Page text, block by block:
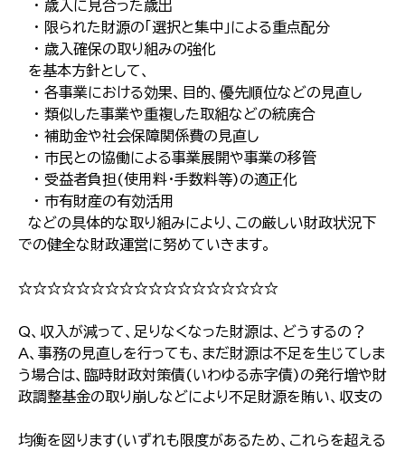
・ 歳入に見合った歳出
・ 限られた財源の「選択と集中」による重点配分
・ 歳入確保の取り組みの強化
を基本方針として、
・ 各事業における効果、目的、優先順位などの見直し
・ 類似した事業や重複した取組などの統廃合
・ 補助金や社会保障関係費の見直し
・ 市民との協働による事業展開や事業の移管
・ 受益者負担(使用料・手数料等)の適正化
・ 市有財産の有効活用
などの具体的な取り組みにより、この厳しい財政状況下
での健全な財政運営に努めていきます。
☆☆☆☆☆☆☆☆☆☆☆☆☆☆☆☆☆☆
Q、収入が減って、足りなくなった財源は、どうするの？
A、事務の見直しを行っても、まだ財源は不足を生じてしま
う場合は、臨時財政対策債(いわゆる赤字債)の発行増や財
政調整基金の取り崩しなどにより不足財源を賄い、収支の
均衡を図ります(いずれも限度があるため、これらを超える